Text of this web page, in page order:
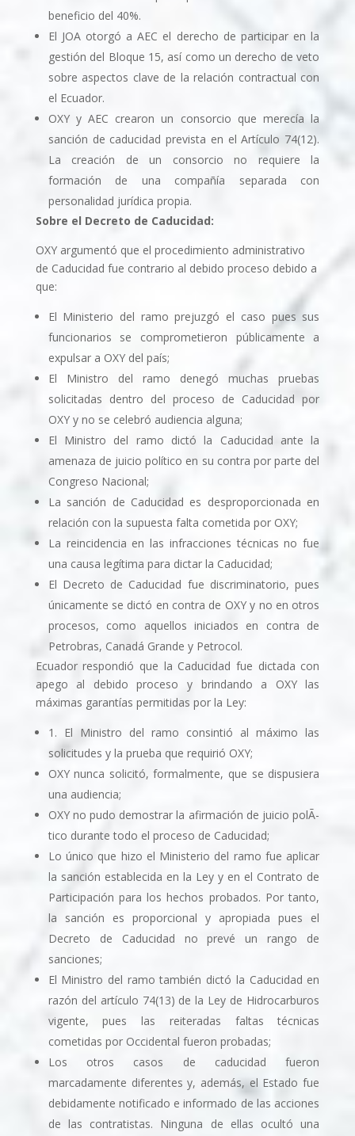
beneficio del 40%.
El JOA otorgó a AEC el derecho de participar en la
gestión del Bloque 15, así como un derecho de veto
sobre aspectos clave de la relación contractual con
el Ecuador.
OXY y AEC crearon un consorcio que merecí­a la
sanción de caducidad prevista en el Artí­culo 74(12).
La creación de un consorcio no requiere la
formación de una compañía separada con
personalidad jurídica propia.
Sobre el Decreto de Caducidad:
OXY argumentó que el procedimiento administrativo
de Caducidad fue contrario al debido proceso debido a
que:
El Ministerio del ramo prejuzgó el caso pues sus
funcionarios se comprometieron públicamente a
expulsar a OXY del país;
El Ministro del ramo denegó muchas pruebas
solicitadas dentro del proceso de Caducidad por
OXY y no se celebró audiencia alguna;
El Ministro del ramo dictó la Caducidad ante la
amenaza de juicio político en su contra por parte del
Congreso Nacional;
La sanción de Caducidad es desproporcionada en
relación con la supuesta falta cometida por OXY;
La reincidencia en las infracciones técnicas no fue
una causa legí­tima para dictar la Caducidad;
El Decreto de Caducidad fue discriminatorio, pues
únicamente se dictó en contra de OXY y no en otros
procesos, como aquellos iniciados en contra de
Petrobras, Canadá Grande y Petrocol.
Ecuador respondió que la Caducidad fue dictada con
apego al debido proceso y brindando a OXY las
máximas garantí­as permitidas por la Ley:
1. El Ministro del ramo consintió al máximo las
solicitudes y la prueba que requirió OXY;
OXY nunca solicitó, formalmente, que se dispusiera
una audiencia;
OXY no pudo demostrar la afirmación de juicio polÃ­
tico durante todo el proceso de Caducidad;
Lo único que hizo el Ministerio del ramo fue aplicar
la sanción establecida en la Ley y en el Contrato de
Participación para los hechos probados. Por tanto,
la sanción es proporcional y apropiada pues el
Decreto de Caducidad no prevé un rango de
sanciones;
El Ministro del ramo también dictó la Caducidad en
razón del artículo 74(13) de la Ley de Hidrocarburos
vigente, pues las reiteradas faltas técnicas
cometidas por Occidental fueron probadas;
Los otros casos de caducidad fueron
marcadamente diferentes y, además, el Estado fue
debidamente notificado e informado de las acciones
de las contratistas. Ninguna de ellas ocultó una